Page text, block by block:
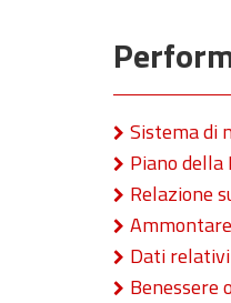
Sistema di
Piano
Relazione
Dati
Benessere